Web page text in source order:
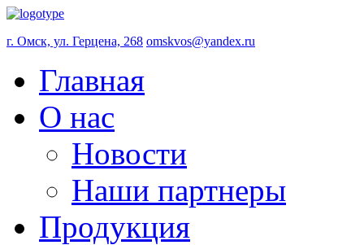
г. Омск, ул. Герцена, 268 omskvos@yandex.ru
Главная
О нас
Новости
Наши партнеры
Продукция